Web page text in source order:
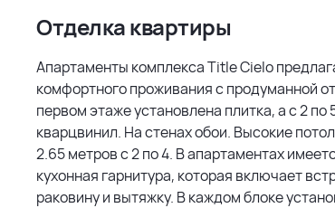
Отделка квартиры
Апартаменты комплекса Title Cielo
комфортного проживания с продуманной
первом этаже установлена плитка, а с 2
кварцвинил. На стенах обои. Высокие
2.65 метров с 2 по 4. В апартаментах
кухонная гарнитура, которая включает
раковину и вытяжку. В каждом блоке